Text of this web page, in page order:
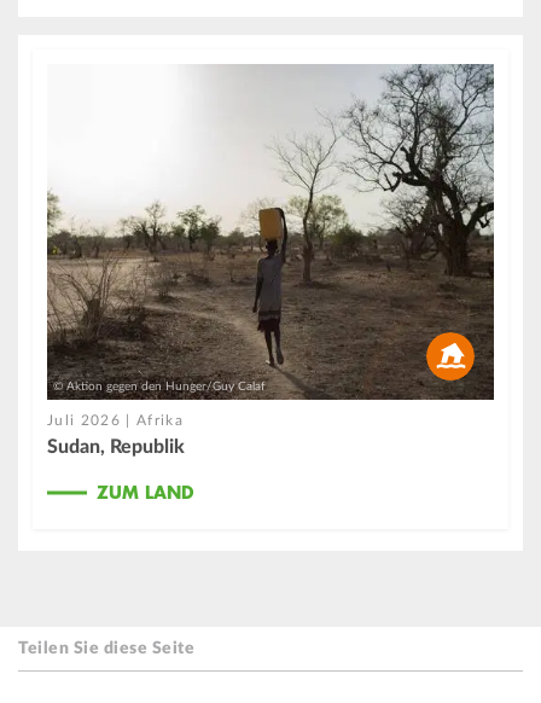
© Aktion gegen den Hunger/Guy Calaf
Juli 2026 | Afrika
Sudan, Republik
ZUM LAND
Teilen Sie diese Seite